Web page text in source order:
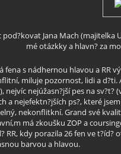
Jana Mach
mé otázkky a hlavn? za
fena s nádhernou hlavou a
miluje pozornost, lidi a d?ti.
nejvíc nejúžasn?jší pes na sv?t?
a nejefektn?jších ps?, které
nekonflitkní. Grand své
má zkoušku ZOP a
kdy porazila 26 fen ve
barvou a hlavou.